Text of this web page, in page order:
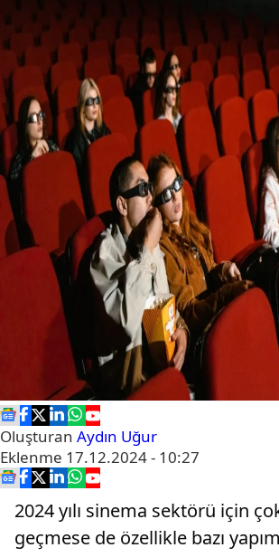
Oluşturan Aydın Uğur
Eklenme 17.12.2024 - 10:27
2024 yılı sinema sektörü için
geçmese de özellikle bazı